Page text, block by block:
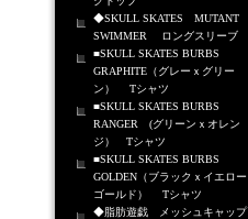
◆SKULL SKATES MUTANT
SWIMMER ロングスリーブ
■SKULL SKATES BURBS
GRAPHITE（グレーｘグリー
ン） Tシャツ
■SKULL SKATES BURBS
RANGER (グリーンｘオレン
ジ） Tシャツ
■SKULL SKATES BURBS
GOLDEN（ブラックｘイエロー
ゴールド） Tシャツ
◆脂肪遊戯 メッシュキャップ